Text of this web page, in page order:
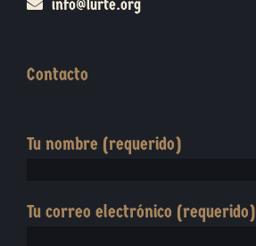
info@lurte.org
Contacto
Tu nombre (requerido)
Tu correo electrónico (requerido)